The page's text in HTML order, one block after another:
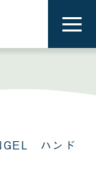
ニ
ハンド